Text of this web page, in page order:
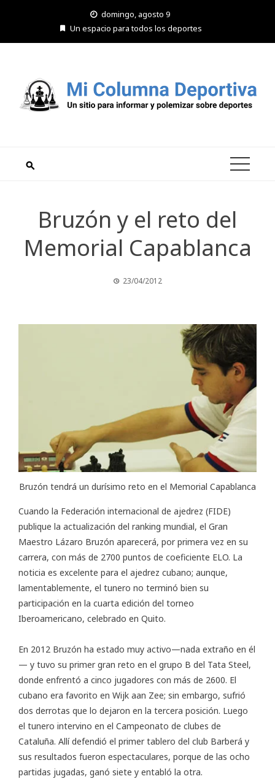
domingo, agosto 9
Un espacio para todos los deportes
Bruzón y el reto del
Memorial Capablanca
23/04/2012
Bruzón tendrá un durísimo reto en el Memorial Capablanca
Cuando la Federación internacional de ajedrez (FIDE)
publique la actualización del ranking mundial, el Gran
Maestro Lázaro Bruzón aparecerá, por primera vez en su
carrera, con más de 2700 puntos de coeficiente ELO. La
noticia es excelente para el ajedrez cubano; aunque,
lamentablemente, el tunero no terminó bien su
participación en la cuarta edición del torneo
Iberoamericano, celebrado en Quito.
En 2012 Bruzón ha estado muy activo—nada extraño en él
— y tuvo su primer gran reto en el grupo B del Tata Steel,
donde enfrentó a cinco jugadores con más de 2600. El
cubano era favorito en Wijk aan Zee; sin embargo, sufrió
dos derrotas que lo dejaron en la tercera posición. Luego
el tunero intervino en el Campeonato de clubes de
Cataluña. Allí defendió el primer tablero del club Barberá y
sus resultados fueron espectaculares, porque de las ocho
partidas jugadas, ganó siete y entabló la otra.